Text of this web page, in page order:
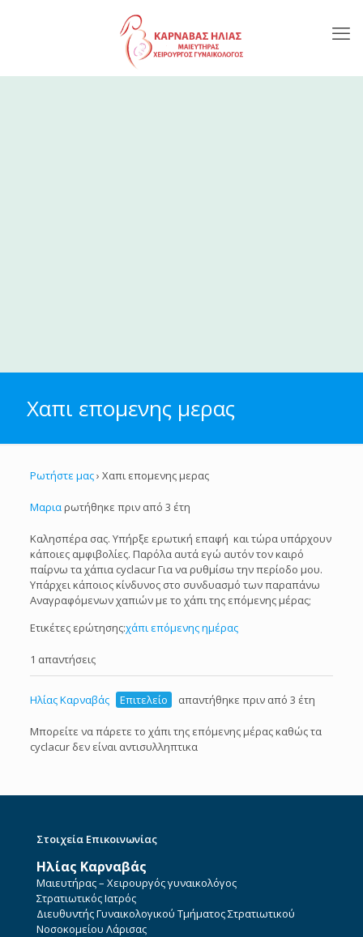
Χαπι επομενης μερας
Ρωτήστε μας› Χαπι επομενης μερας
Μαριαρωτήθηκε πριν από 3 έτη
Καλησπέρα σας. Υπήρξε ερωτική επαφή και τώρα υπάρχουν
κάποιες αμφιβολίες. Παρόλα αυτά εγώ αυτόν τον καιρό
παίρνω τα χάπια cyclacur Για να ρυθμίσω την περίοδο μου.
Υπάρχει κάποιος κίνδυνος στο συνδυασμό των παραπάνω
Αναγραφόμενων χαπιών με το χάπι της επόμενης μέρας;
Ετικέτες ερώτησης:χάπι επόμενης ημέρας
1 απαντήσεις
Ηλίας Καρναβάς Επιτελείο απαντήθηκε πριν από 3 έτη
Μπορείτε να πάρετε το χάπι της επόμενης μέρας καθώς τα
cyclacur δεν είναι αντισυλληπτικα
Στοιχεία Επικοινωνίας
Ηλίας Καρναβάς
Μαιευτήρας – Χειρουργός γυναικολόγος
Στρατιωτικός Ιατρός
Διευθυντής Γυναικολογικού Τμήματος Στρατιωτικού
Νοσοκομείου Λάρισας